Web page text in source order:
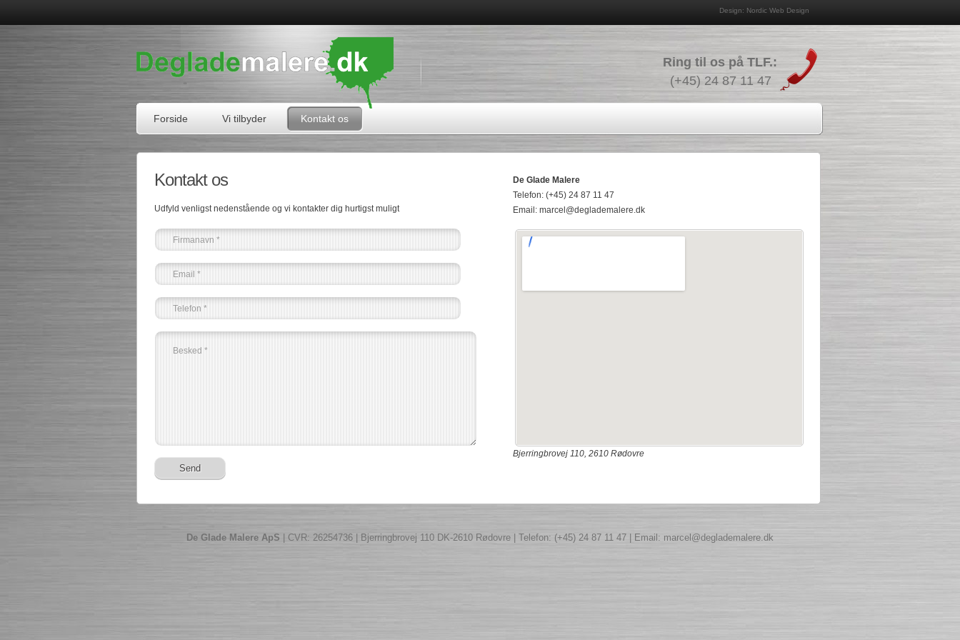
Design: Nordic Web Design
Ring til os på TLF.:
(+45) 24 87 11 47
Forside Vi tilbyder Kontakt os
Kontakt os
Udfyld venligst nedenstående og vi kontakter dig hurtigst muligt
De Glade Malere
Telefon: (+45) 24 87 11 47
Email: marcel@deglademalere.dk
Bjerringbrovej 110, 2610 Rødovre
De Glade Malere ApS | CVR: 26254736 | Bjerringbrovej 110 DK-2610 Rødovre | Telefon: (+45) 24 87 11 47 | Email: marcel@deglademalere.dk